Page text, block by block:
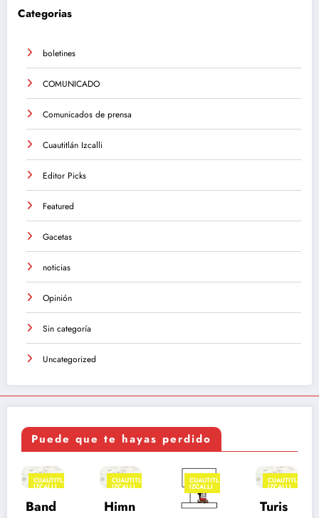
Categorias
boletines
COMUNICADO
Comunicados de prensa
Cuautitlán Izcalli
Editor Picks
Featured
Gacetas
noticias
Opinión
Sin categoría
Uncategorized
Puede que te hayas perdido
CUAUTITLÁN
IZCALLI
Band
CUAUTITLÁN
IZCALLI
Himn
CUAUTITLÁN
IZCALLI
CUAUTITLÁN
IZCALLI
Turis